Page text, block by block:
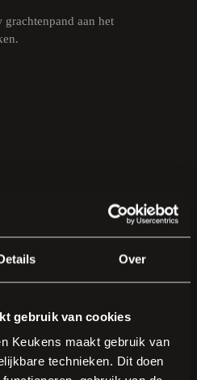
Over
gebruik van cookies
Keukens maakt gebruik van
technieken. Dit doen
aan het